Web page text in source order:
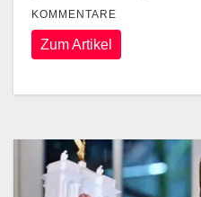
KOMMENTARE
Zum Artikel